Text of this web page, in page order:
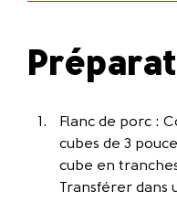
Flanc de porc :
cubes de 3
cube en
Transférer dans